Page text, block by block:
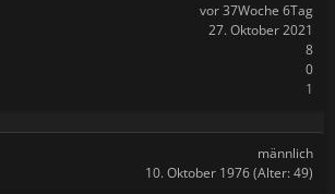
vor 37Woche 6Tag
27. Oktober 2021
8
0
1
männlich
10. Oktober 1976(Alter: 49)